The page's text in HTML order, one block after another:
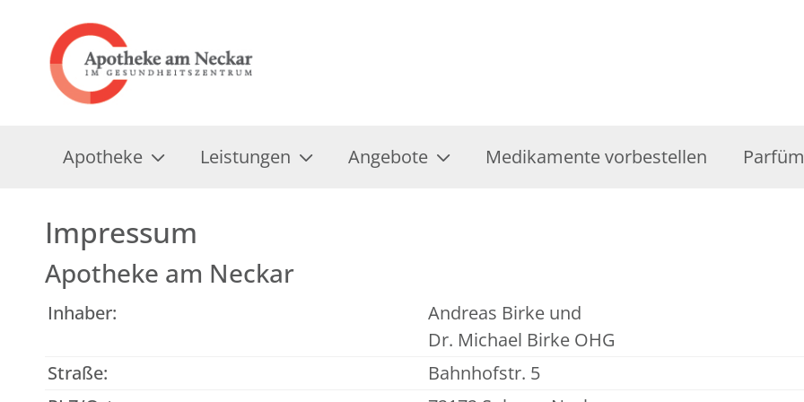
Apotheke Leistungen Angebote Medikamente vorbestellen
Impressum
Apotheke am Neckar
Inhaber:
Andreas Birke und
Dr. Michael Birke OHG
Straße:
Bahnhofstr. 5